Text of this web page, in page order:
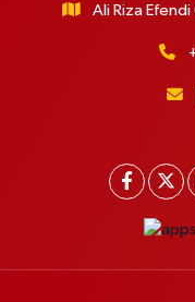
Ali Riza